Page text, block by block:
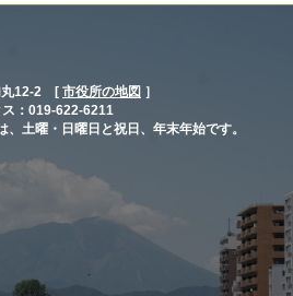
丸12-2 [ 市役所の地図 ］
：019-622-6211
土曜・日曜日と祝日、年末年始です。